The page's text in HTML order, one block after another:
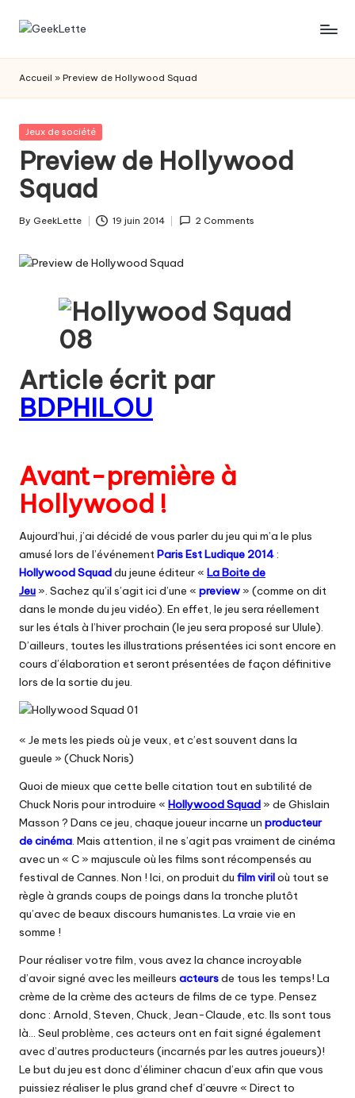
Skip
G
e
e
k
L
e
t
t
e
les
de
société
Accueil » Preview de Hollywood Squad
Posted
Jeux de société
Preview de Hollywood
Squad
Posted
By GeekLette 19 juin 2014 2 Comments
Article écrit par
BDPHILOU
Avant-première à
Hollywood !
Aujourd’hui, j’ai décidé de vous parler du jeu qui m’a le plus
amusé lors de l’événementParis Est Ludique 2014:
Hollywood Squaddu jeune éditeur « La Boite de
Jeu ». Sachez qu’il s’agit ici d’une « preview » (comme on dit
dans le monde du jeu vidéo). En effet, le jeu sera réellement
sur les étals à l’hiver prochain (le jeu sera proposé sur Ulule).
D’ailleurs, toutes les illustrations présentées ici sont encore en
cours d’élaboration et seront présentées de façon définitive
lors de la sortie du jeu.
« Je mets les pieds où je veux, et c’est souvent dans la
gueule » (Chuck Noris)
Quoi de mieux que cette belle citation tout en subtilité de
Chuck Noris pour introduire « Hollywood Squad » de Ghislain
Masson ? Dans ce jeu, chaque joueur incarne un producteur
de cinéma. Mais attention, il ne s’agit pas vraiment de cinéma
avec un « C » majuscule où les films sont récompensés au
festival de Cannes. Non ! Ici, on produit du film viriloù tout se
règle à grands coups de poings dans la tronche plutôt
qu’avec de beaux discours humanistes. La vraie vie en
somme !
Pour réaliser votre film, vous avez la chance incroyable
d’avoir signé avec les meilleurs acteursde tous les temps! La
crème de la crème des acteurs de films de ce type. Pensez
donc : Arnold, Steven, Chuck, Jean-Claude, etc. Ils sont tous
là… Seul problème, ces acteurs ont en fait signé également
avec d’autres producteurs (incarnés par les autres joueurs)!
Le but du jeu est donc d’éliminer chacun d’eux afin que vous
puissiez réaliser le plus grand chef d’œuvre « Direct to